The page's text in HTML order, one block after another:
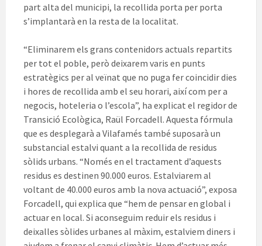
part alta del municipi, la recollida porta per porta
s’implantarà en la resta de la localitat.
“Eliminarem els grans contenidors actuals repartits
per tot el poble, però deixarem varis en punts
estratègics per al veïnat que no puga fer coincidir dies
i hores de recollida amb el seu horari, així com per a
negocis, hoteleria o l’escola”, ha explicat el regidor de
Transició Ecològica, Raül Forcadell. Aquesta fórmula
que es desplegarà a Vilafamés també suposarà un
substancial estalvi quant a la recollida de residus
sòlids urbans. “Només en el tractament d’aquests
residus es destinen 90.000 euros. Estalviarem al
voltant de 40.000 euros amb la nova actuació”, exposa
Forcadell, qui explica que “hem de pensar en global i
actuar en local. Si aconseguim reduir els residus i
deixalles sòlides urbanes al màxim, estalviem diners i